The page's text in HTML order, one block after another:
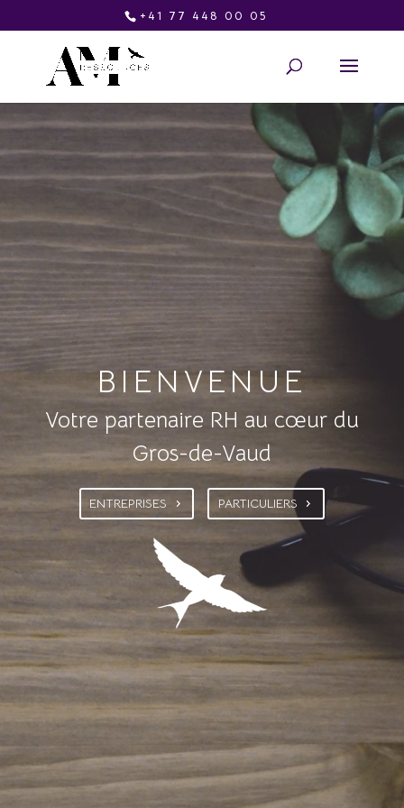
+41 77 448 00 05
BIENVENUE
Votre partenaire RH au cœur du
Gros-de-Vaud
ENTREPRISES PARTICULIERS